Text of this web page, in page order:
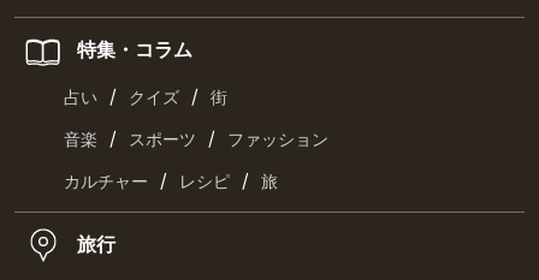
特集・コラム
占い / クイズ / 街
音楽 / スポーツ / ファッション
カルチャー / レシピ / 旅
旅行